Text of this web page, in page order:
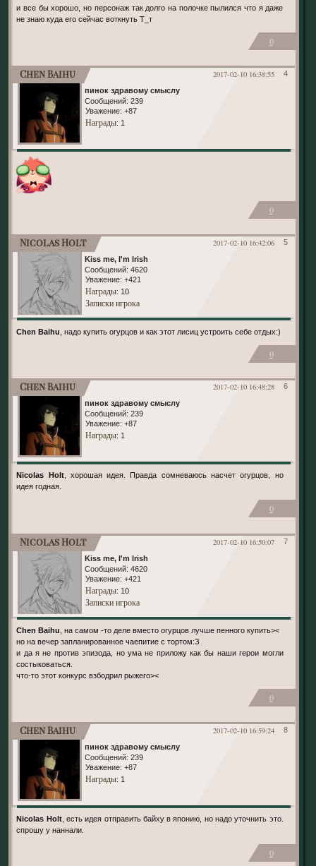
и все бы хорошо, но персонаж так долго на полочке пылился что я даже
не знаю куда его сейчас воткнуть Т_т
0
4
2017-02-10 16:38:55
Chen Baihu
пинок здравому смыслу
Сообщений: 239
Уважение: +87
Награды: 1
0
5
2017-02-10 16:42:06
Nicolas Holt
Kiss me, I'm Irish
Сообщений: 4620
Уважение: +421
Награды: 10
Записки игрока
Chen Baihu , надо купить огурцов и как этот лисиц устроить себе отдых:)
0
6
2017-02-10 16:48:28
Chen Baihu
пинок здравому смыслу
Сообщений: 239
Уважение: +87
Награды: 1
Nicolas Holt, хорошая идея. Правда сомневаюсь насчет огурцов, но
идея годная.
0
7
2017-02-10 16:50:07
Nicolas Holt
Kiss me, I'm Irish
Сообщений: 4620
Уважение: +421
Награды: 10
Записки игрока
Chen Baihu , на самом -то деле вместо огурцов лучше пенного купить><
но на вечер запланированное чаепитие с тортом:З
и да я не против эпизода, но ума не приложу как бы наши герои могли
состыковаться.
что-то этот конкурс взбодрил рыжего><
0
8
2017-02-10 16:59:24
Chen Baihu
пинок здравому смыслу
Сообщений: 239
Уважение: +87
Награды: 1
Nicolas Holt, есть идея отправить байху в японию, но надо уточнить это.
спрошу у наннали.
0